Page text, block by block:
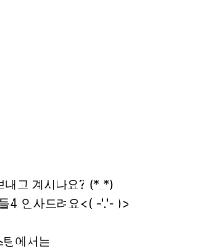
내고 계시나요? (*_*)
4 인사드려요<( -'.'- )>
팅에서는